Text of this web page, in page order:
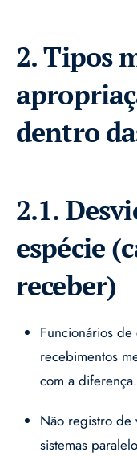
2. Tipos
dentro
2.1.
espécie
receber)
Funcionários
recebimentos
com a diferença.
Não registro de
sistemas